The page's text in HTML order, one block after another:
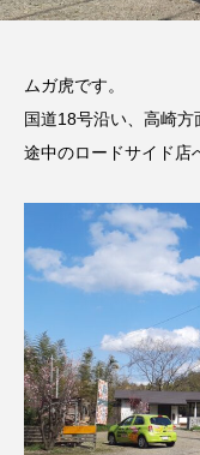
ムガ虎です。
国道18号沿い、高崎
途中のロードサイド店